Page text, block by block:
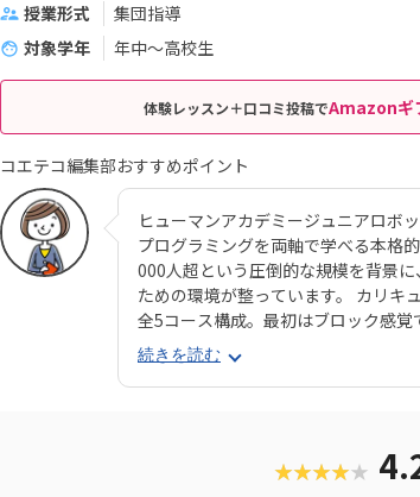
授業形式
集団指導
対象学年
年中～高校生
体験レッスン＋口コミ投稿でAmazonギ
コエテコ編集部おすすめポイント
ヒューマンアカデミージュニアロボ
プログラミングを両軸で学べる本格
000人超という圧倒的な規模を背景
ための環境が整っています。 カリキ
全5コース構成。最初はブロック感
ング要素も加わっていきます。 使用
生と共同開発されたオリジナルキッ
成で、飽きずに続けやすい点も特徴
行錯誤しながらロボットを動かす経
続きを読む
★★★★★